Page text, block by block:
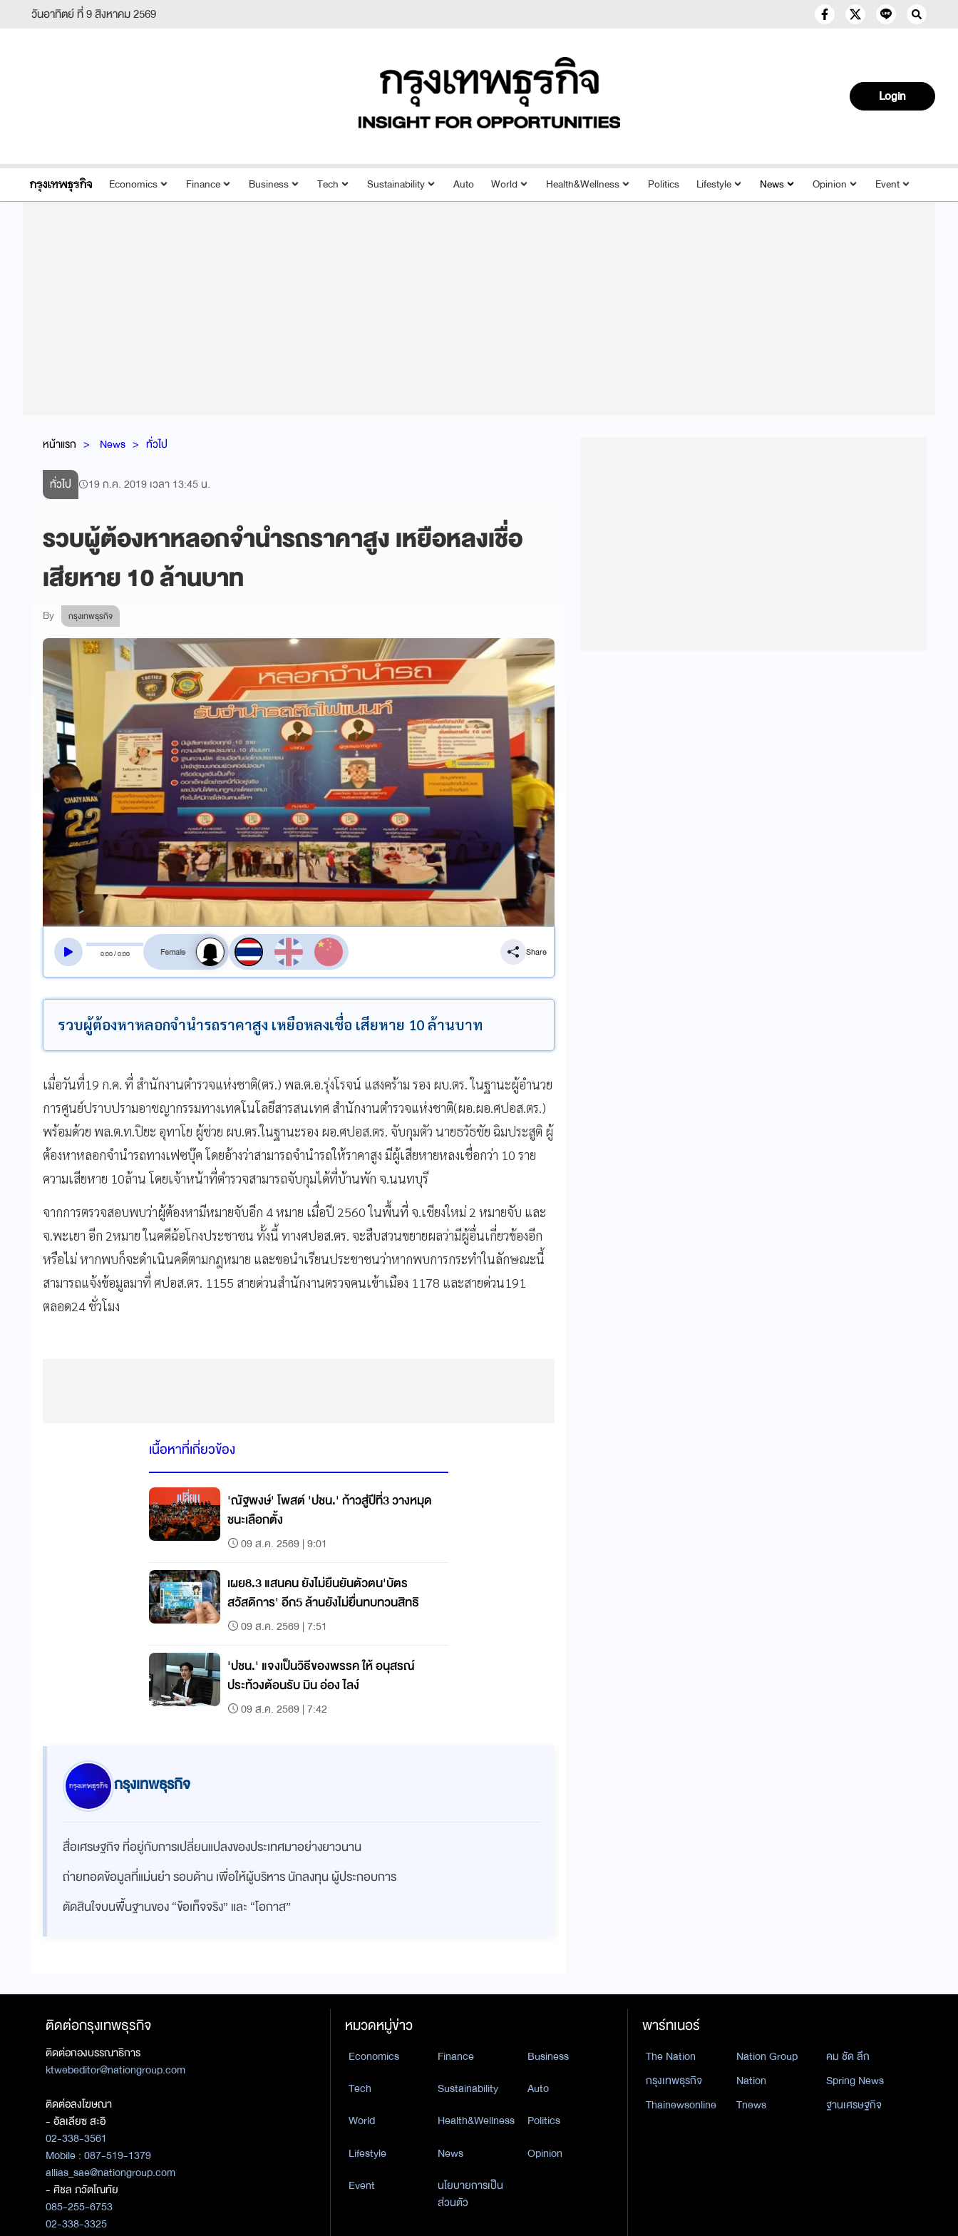
วันอาทิตย์ ที่ 9 สิงหาคม 2569
Login
Economics Finance Business Tech Sustainability Auto World Health&Wellness Politics Lifestyle News Opinion Event
หน้าแรก News ทั่วไป
ทั่วไป 19 ก.ค. 2019 เวลา 13:45 น.
รวบผู้ต้องหาหลอกจำนำรถราคาสูง เหยือหลงเชื่อ
เสียหาย 10 ล้านบาท
By กรุงเทพธุรกิจ
0:00/0:00
สลับเสียงอ่าน
Share
รวบผู้ต้องหาหลอกจำนำรถราคาสูง เหยือหลงเชื่อ เสียหาย 10 ล้านบาท
เมื่อวันที่19 ก.ค. ที่ สำนักงานตำรวจแห่งชาติ(ตร.) พล.ต.อ.รุ่งโรจน์ แสงคร้าม รอง ผบ.ตร. ในฐานะผู้อำนวย
การศูนย์ปราบปรามอาชญากรรมทางเทคโนโลยีสารสนเทศ สำนักงานตำรวจแห่งชาติ(ผอ.ผอ.ศปอส.ตร.)
พร้อมด้วย พล.ต.ท.ปิยะ อุทาโย ผู้ช่วย ผบ.ตร.ในฐานะรอง ผอ.ศปอส.ตร. จับกุมตัว นายธวัธชัย ฉิมประสูติ ผู้
ต้องหาหลอกจำนำรถทางเฟซบุ๊ค โดยอ้างว่าสามารถจำนำรถให้ราคาสูง มีผู้เสียหายหลงเชื่อกว่า 10 ราย
ความเสียหาย 10ล้าน โดยเจ้าหน้าที่ตำรวจสามารถจับกุมได้ที่บ้านพัก จ.นนทบุรี
จากการตรวจสอบพบว่าผู้ต้องหามีหมายจับอีก 4 หมาย เมื่อปี 2560 ในพื้นที่ จ.เชียงใหม่ 2 หมายจับ และ
จ.พะเยา อีก 2หมาย ในคดีฉ้อโกงประชาชน ทั้งนี้ ทางศปอส.ตร. จะสืบสวนขยายผลว่ามีผู้อื่นเกี่ยวข้องอีก
หรือไม่ หากพบก็จะดำเนินคดีตามกฎหมาย และขอนำเรียนประชาชนว่าหากพบการกระทำในลักษณะนี้
สามารถแจ้งข้อมูลมาที่ ศปอส.ตร. 1155 สายด่วนสำนักงานตรวจคนเข้าเมือง 1178 และสายด่วน191
ตลอด24 ชั่วโมง
เนื้อหาที่เกี่ยวข้อง
'ณัฐพงษ์' โพสต์ 'ปชน.' ก้าวสู่ปีที่3 วางหมุด
ชนะเลือกตั้ง
09 ส.ค. 2569 | 9:01
เผย8.3 แสนคน ยังไม่ยืนยันตัวตน'บัตร
สวัสดิการ' อีก5 ล้านยังไม่ยื่นทบทวนสิทธิ
09 ส.ค. 2569 | 7:51
'ปชน.' แจงเป็นวิธีของพรรค ให้ อนุสรณ์
ประท้วงต้อนรับ มิน อ่อง ไลง์
09 ส.ค. 2569 | 7:42
กรุงเทพธุรกิจ
สื่อเศรษฐกิจ ที่อยู่กับการเปลี่ยนแปลงของประเทศมาอย่างยาวนาน
ถ่ายทอดข้อมูลที่แม่นยำ รอบด้าน เพื่อให้ผู้บริหาร นักลงทุน ผู้ประกอบการ
ตัดสินใจบนพื้นฐานของ “ข้อเท็จจริง” และ “โอกาส”
ติดต่อกรุงเทพธุรกิจ
ติดต่อกองบรรณาธิการ
ktwebeditor@nationgroup.com
ติดต่อลงโฆษณา
- อัลเลียซ สะอิ
02-338-3561
Mobile : 087-519-1379
allias_sae@nationgroup.com
- ศิชล ภวัตโณทัย
085-255-6753
02-338-3325
หมวดหมู่ข่าว
Economics Finance
Business
Tech
Sustainability
Auto
World
Health&Wellness
Politics
Lifestyle
News
Opinion
Event
นโยบายการเป็น
ส่วนตัว
พาร์ทเนอร์
The Nation Nation Group
คม ชัด ลึก
กรุงเทพธุรกิจ
Nation
Spring News
Thainewsonline
Tnews ฐานเศรษฐกิจ